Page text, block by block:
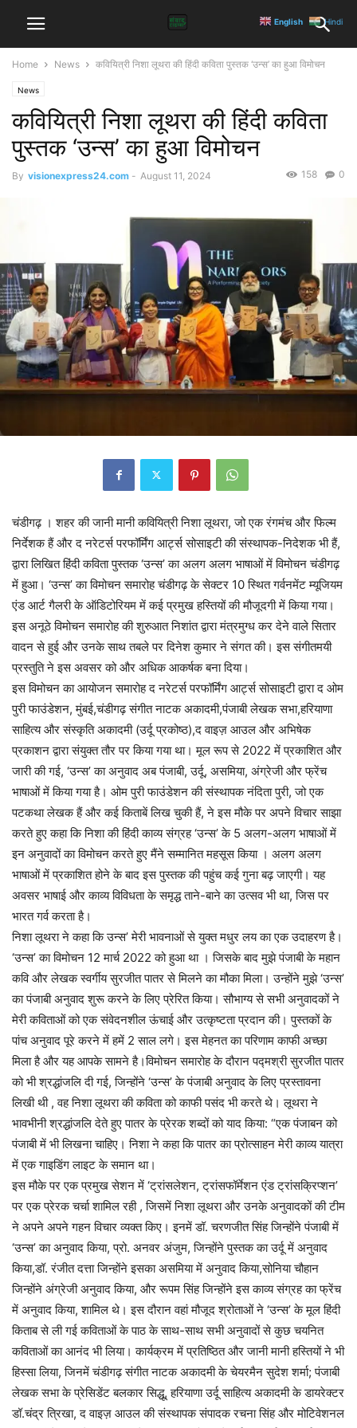
Home News कवियित्री निशा लूथरा की हिंदी कविता पुस्तक ‘उन्स’ का हुआ विमोचन
News
कवियित्री निशा लूथरा की हिंदी कविता
पुस्तक ‘उन्स’ का हुआ विमोचन
By visionexpress24.com - August 11, 2024 0
158
चंडीगढ़ । शहर की जानी मानी कवियित्री निशा लूथरा, जो एक रंगमंच और फिल्म
निर्देशक हैं और द नरेटर्स परफॉर्मिंग आर्ट्स सोसाइटी की संस्थापक-निदेशक भी हैं,
द्वारा लिखित हिंदी कविता पुस्तक ‘उन्स’ का अलग अलग भाषाओं में विमोचन चंडीगढ़
में हुआ। ‘उन्स’ का विमोचन समारोह चंडीगढ़ के सेक्टर 10 स्थित गर्वनमेंट म्यूजियम
एंड आर्ट गैलरी के ऑडिटोरियम में कई प्रमुख हस्तियों की मौजूदगी में किया गया।
इस अनूठे विमोचन समारोह की शुरुआत निशांत द्वारा मंत्रमुग्ध कर देने वाले सितार
वादन से हुई और उनके साथ तबले पर दिनेश कुमार ने संगत की। इस संगीतमयी
प्रस्तुति ने इस अवसर को और अधिक आकर्षक बना दिया।
इस विमोचन का आयोजन समारोह द नरेटर्स परफॉर्मिंग आर्ट्स सोसाइटी द्वारा द ओम
पुरी फाउंडेशन, मुंबई,चंडीगढ़ संगीत नाटक अकादमी,पंजाबी लेखक सभा,हरियाणा
साहित्य और संस्कृति अकादमी (उर्दू प्रकोष्ठ),द वाइज़ आउल और अभिषेक
प्रकाशन द्वारा संयुक्त तौर पर किया गया था। मूल रूप से 2022 में प्रकाशित और
जारी की गई, ‘उन्स’ का अनुवाद अब पंजाबी, उर्दू, असमिया, अंग्रेजी और फ्रेंच
भाषाओं में किया गया है। ओम पुरी फाउंडेशन की संस्थापक नंदिता पुरी, जो एक
पटकथा लेखक हैं और कई किताबें लिख चुकी हैं, ने इस मौके पर अपने विचार साझा
करते हुए कहा कि निशा की हिंदी काव्य संग्रह ‘उन्स’ के 5 अलग-अलग भाषाओं में
इन अनुवादों का विमोचन करते हुए मैंने सम्मानित महसूस किया । अलग अलग
भाषाओं में प्रकाशित होने के बाद इस पुस्तक की पहुंच कई गुना बढ़ जाएगी। यह
अवसर भाषाई और काव्य विविधता के समृद्ध ताने-बाने का उत्सव भी था, जिस पर
भारत गर्व करता है।
निशा लूथरा ने कहा कि उन्स’ मेरी भावनाओं से युक्त मधुर लय का एक उदाहरण है।
‘उन्स’ का विमोचन 12 मार्च 2022 को हुआ था । जिसके बाद मुझे पंजाबी के महान
कवि और लेखक स्वर्गीय सुरजीत पातर से मिलने का मौका मिला। उन्होंने मुझे ‘उन्स’
का पंजाबी अनुवाद शुरू करने के लिए प्रेरित किया। सौभाग्य से सभी अनुवादकों ने
मेरी कविताओं को एक संवेदनशील ऊंचाई और उत्कृष्टता प्रदान की। पुस्तकों के
पांच अनुवाद पूरे करने में हमें 2 साल लगे। इस मेहनत का परिणाम काफी अच्छा
मिला है और यह आपके सामने है।विमोचन समारोह के दौरान पद्मश्री सुरजीत पातर
को भी श्रद्धांजलि दी गई, जिन्होंने ‘उन्स’ के पंजाबी अनुवाद के लिए प्रस्तावना
लिखी थी , वह निशा लूथरा की कविता को काफी पसंद भी करते थे। लूथरा ने
भावभीनी श्रद्धांजलि देते हुए पातर के प्रेरक शब्दों को याद किया: “एक पंजाबन को
पंजाबी में भी लिखना चाहिए। निशा ने कहा कि पातर का प्रोत्साहन मेरी काव्य यात्रा
में एक गाइडिंग लाइट के समान था।
इस मौके पर एक प्रमुख सेशन में ‘ट्रांसलेशन, ट्रांसफॉर्मेशन एंड ट्रांसक्रिप्शन’
पर एक प्रेरक चर्चा शामिल रही , जिसमें निशा लूथरा और उनके अनुवादकों की टीम
ने अपने अपने गहन विचार व्यक्त किए। इनमें डॉ. चरणजीत सिंह जिन्होंने पंजाबी में
‘उन्स’ का अनुवाद किया, प्रो. अनवर अंजुम, जिन्होंने पुस्तक का उर्दू में अनुवाद
किया,डॉ. रंजीत दत्ता जिन्होंने इसका असमिया में अनुवाद किया,सोनिया चौहान
जिन्होंने अंग्रेजी अनुवाद किया, और रूपम सिंह जिन्होंने इस काव्य संग्रह का फ्रेंच
में अनुवाद किया, शामिल थे। इस दौरान वहां मौजूद श्रोताओं ने ‘उन्स’ के मूल हिंदी
किताब से ली गई कविताओं के पाठ के साथ-साथ सभी अनुवादों से कुछ चयनित
कविताओं का आनंद भी लिया। कार्यक्रम में प्रतिष्ठित और जानी मानी हस्तियों ने भी
हिस्सा लिया, जिनमें चंडीगढ़ संगीत नाटक अकादमी के चेयरमैन सुदेश शर्मा; पंजाबी
लेखक सभा के प्रेसिडेंट बलकार सिद्धू, हरियाणा उर्दू साहित्य अकादमी के डायरेक्टर
डॉ.चंद्र त्रिखा, द वाइज़ आउल की संस्थापक संपादक रचना सिंह और मोटिवेशनल
English Hindi